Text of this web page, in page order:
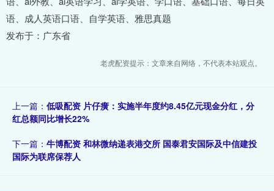
语、成人英语口语、自学英语、雅思真题
发布于：广东省
老虎配资提示：文章来自网络，不代表本站观点。
上一篇： 低吸配资 片仔癀：实施半年度约8.45亿元现金分红，分
红总额同比增长22%
下一篇： 牛博配资 和林微纳递表港交所 国泰君安国际及中信建投
国际为联席保荐人